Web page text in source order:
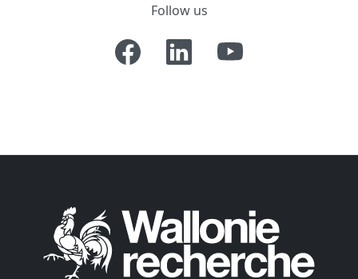
Follow us